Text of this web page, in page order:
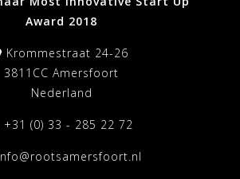
Award 2018
Krommestraat 24-26
3811CC Amersfoort
Nederland
+31 (0) 33 - 285 22 72